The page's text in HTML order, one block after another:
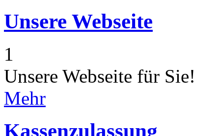
Unsere Webseite
1
Unsere Webseite für Sie!
Mehr
Kassenzulassung